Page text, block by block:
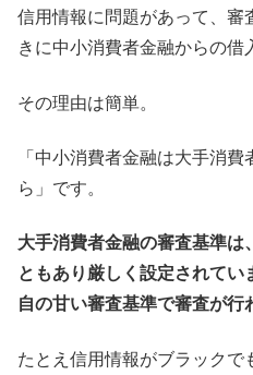
信用情報に問題があって、審
きに中小消費者金融からの借
その理由は簡単。
「中小消費者金融は大手消
ら」です。
大手消費者金融の審査基準は
ともあり厳しく設定されて
自の甘い審査基準で審査が行
たとえ信用情報がブラックで